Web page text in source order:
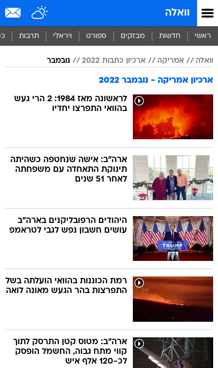
וואלה
ראשי חדשות מבזקים ספורט ויראלי תרבות
וואלה אמריקה ארכיון כתבות 2022 נובמבר
ארכיון אמריקה - נובמבר 2022
לראשונה מאז 1984: 2 הרי געש
בהוואי התפרצו יחדיו
ארה"ב: אישה שנחטפה כשהיתה
תינוקת התאחדה עם משפחתה
לאחר 51 שנים
היהודים הרפובליקנים בארה"ב
עושים חשבון נפש לגבי לטראמפ
רמת הכוננות בהוואי הועלתה בשל
התפרצות בהר הגעש מאונה לואה
ארה"ב: מטוס קטן התרסק לתוך
קווי מתח גבוה, החשמל הופסק
לכ-120 אלף איש